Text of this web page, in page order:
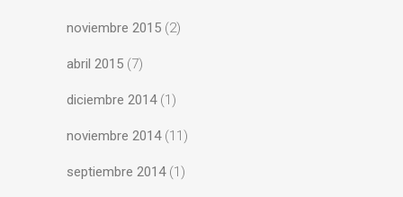
noviembre 2015 (2)
abril 2015 (7)
diciembre 2014(1)
noviembre 2014(11)
septiembre 2014(1)